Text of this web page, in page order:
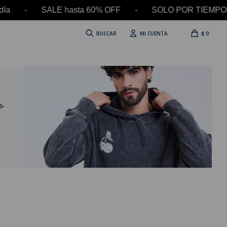
- SALE hasta 60% OFF - SOLO POR TIEMPO
$ 0